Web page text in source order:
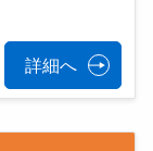
詳細へ